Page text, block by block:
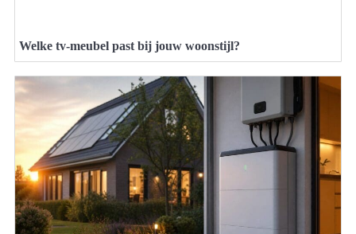
Welke tv-meubel past bij jouw woonstijl?